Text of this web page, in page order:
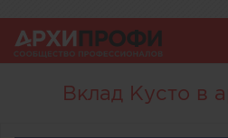
Вклад Кусто в